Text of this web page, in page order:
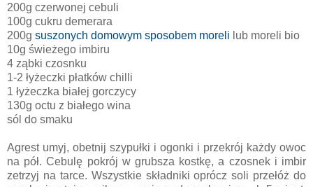
200g czerwonej cebuli
100g cukru demerara
200g suszonych domowym sposobem moreli lub moreli bio
10g świeżego imbiru
4 ząbki czosnku
1-2 łyżeczki płatków chilli
1 łyżeczka białej gorczycy
130g octu z białego wina
sól do smaku
Agrest umyj, obetnij szypułki i ogonki i przekrój każdy owoc
na pół. Cebulę pokrój w grubsza kostkę, a czosnek i imbir
zetrzyj na tarce. Wszystkie składniki oprócz soli przełóż do